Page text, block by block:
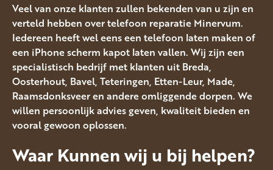
Veel van onze klanten zullen bekenden van u zijn en
verteld hebben over telefoon reparatie Minervum.
Iedereen heeft wel eens een telefoon laten maken of
een iPhone scherm kapot laten vallen. Wij zijn een
specialistisch bedrijf met klanten uit Breda,
Oosterhout, Bavel, Teteringen, Etten-Leur, Made,
Raamsdonksveer en andere omliggende dorpen. We
willen persoonlijk advies geven, kwaliteit bieden en
vooral gewoon oplossen.
Waar Kunnen wij u bij helpen?